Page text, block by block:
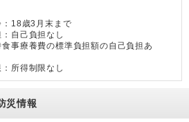
18歳3月末まで
自己負担なし
食事療養費の標準負担額の自己負担あ
所得制限なし
災情報